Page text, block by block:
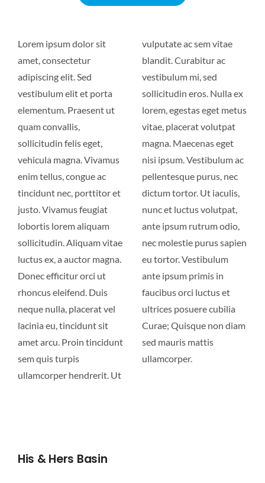
Lorem ipsum dolor sit
amet, consectetur
adipiscing elit. Sed
vestibulum elit et porta
elementum. Praesent ut
quam convallis,
sollicitudin felis eget,
vehicula magna. Vivamus
enim tellus, congue ac
tincidunt nec, porttitor et
justo. Vivamus feugiat
lobortis lorem aliquam
sollicitudin. Aliquam vitae
luctus ex, a auctor magna.
Donec efficitur orci ut
rhoncus eleifend. Duis
neque nulla, placerat vel
lacinia eu, tincidunt sit
amet arcu. Proin tincidunt
sem quis turpis
ullamcorper hendrerit. Ut
vulputate ac sem vitae
blandit. Curabitur ac
vestibulum mi, sed
sollicitudin eros. Nulla ex
lorem, egestas eget metus
vitae, placerat volutpat
magna. Maecenas eget
nisi ipsum. Vestibulum ac
pellentesque purus, nec
dictum tortor. Ut iaculis,
nunc et luctus volutpat,
ante ipsum rutrum odio,
nec molestie purus sapien
eu tortor. Vestibulum
ante ipsum primis in
faucibus orci luctus et
ultrices posuere cubilia
Curae; Quisque non diam
sed mauris mattis
ullamcorper.
His & Hers Basin